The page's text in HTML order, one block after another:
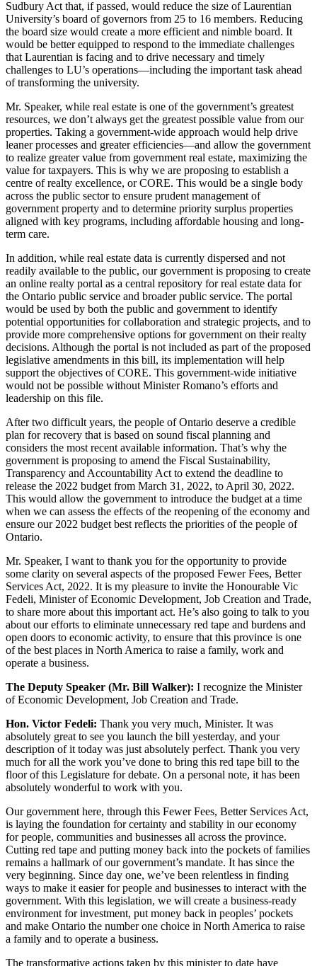
Sudbury Act that, if passed, would reduce the size of Laurentian
University’s board of governors from 25 to 16 members. Reducing
the board size would create a more efficient and nimble board. It
would be better equipped to respond to the immediate challenges
that Laurentian is facing and to drive necessary and timely
challenges to LU’s operations—including the important task ahead
of transforming the university.
Mr. Speaker, while real estate is one of the government’s greatest
resources, we don’t always get the greatest possible value from our
properties. Taking a government-wide approach would help drive
leaner processes and greater efficiencies—and allow the government
to realize greater value from government real estate, maximizing the
value for taxpayers. This is why we are proposing to establish a
centre of realty excellence, or CORE. This would be a single body
across the public sector to ensure prudent management of
government property and to determine priority surplus properties
aligned with key programs, including affordable housing and long-
term care.
In addition, while real estate data is currently dispersed and not
readily available to the public, our government is proposing to create
an online realty portal as a central repository for real estate data for
the Ontario public service and broader public service. The portal
would be used by both the public and government to identify
potential opportunities for collaboration and strategic projects, and to
provide more comprehensive options for government on their realty
decisions. Although the portal is not included as part of the proposed
legislative amendments in this bill, its implementation will help
support the objectives of CORE. This government-wide initiative
would not be possible without Minister Romano’s efforts and
leadership on this file.
After two difficult years, the people of Ontario deserve a credible
plan for recovery that is based on sound fiscal planning and
considers the most recent available information. That’s why the
government is proposing to amend the Fiscal Sustainability,
Transparency and Accountability Act to extend the deadline to
release the 2022 budget from March 31, 2022, to April 30, 2022.
This would allow the government to introduce the budget at a time
when we can assess the effects of the reopening of the economy and
ensure our 2022 budget best reflects the priorities of the people of
Ontario.
Mr. Speaker, I want to thank you for the opportunity to provide
some clarity on several aspects of the proposed Fewer Fees, Better
Services Act, 2022. It is my pleasure to invite the Honourable Vic
Fedeli, Minister of Economic Development, Job Creation and Trade,
to share more about this important act. He’s also going to talk to you
about our efforts to eliminate unnecessary red tape and burdens and
open doors to economic activity, to ensure that this province is one
of the best places in North America to raise a family, work and
operate a business.
The Deputy Speaker (Mr. Bill Walker): I recognize the Minister
of Economic Development, Job Creation and Trade.
Hon. Victor Fedeli: Thank you very much, Minister. It was
absolutely great to see you launch the bill yesterday, and your
description of it today was just absolutely perfect. Thank you very
much for all the work you’ve done to bring this red tape bill to the
floor of this Legislature for debate. On a personal note, it has been
absolutely wonderful to work with you.
Our government here, through this Fewer Fees, Better Services Act,
is laying the foundation for certainty and stability in our economy
for people, communities and businesses all across the province.
Cutting red tape and putting money back into the pockets of families
remains a hallmark of our government’s mandate. It has since the
very beginning. Since day one, we’ve been relentless in finding
ways to make it easier for people and businesses to interact with the
government. With this legislation, we will create a business-ready
environment for investment, put money back in peoples’ pockets
and make Ontario the number one choice in North America to raise
a family and to operate a business.
The transformative actions taken by this minister to date have